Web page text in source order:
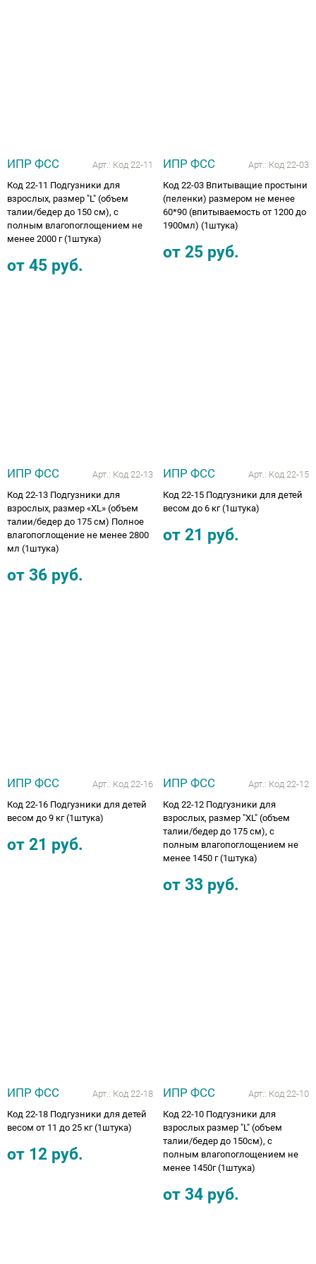
ИПР ФСС Арт.: Код 22-11
Код 22-11 Подгузники для
взрослых, размер "L" (объем
талии/бедер до 150 см), с
полным влагопоглощением не
менее 2000 г (1штука)
от 45 руб.
ИПР ФСС Арт.: Код 22-03
Код 22-03 Впитыващие простыни
(пеленки) размером не менее
60*90 (впитываемость от 1200 до
1900мл) (1штука)
от 25 руб.
ИПР ФСС Арт.: Код 22-13
Код 22-13 Подгузники для
взрослых, размер «XL» (объем
талии/бедер до 175 см) Полное
влагопоглощение не менее 2800
мл (1штука)
от 36 руб.
ИПР ФСС Арт.: Код 22-15
Код 22-15 Подгузники для детей
весом до 6 кг (1штука)
от 21 руб.
ИПР ФСС Арт.: Код 22-16
Код 22-16 Подгузники для детей
весом до 9 кг (1штука)
от 21 руб.
ИПР ФСС Арт.: Код 22-12
Код 22-12 Подгузники для
взрослых, размер "XL" (объем
талии/бедер до 175 см), с
полным влагопоглощением не
менее 1450 г (1штука)
от 33 руб.
ИПР ФСС Арт.: Код 22-18
Код 22-18 Подгузники для детей
весом от 11 до 25 кг (1штука)
от 12 руб.
ИПР ФСС Арт.: Код 22-10
Код 22-10 Подгузники для
взрослых размер "L" (объем
талии/бедер до 150см), с
полным влагопоглощением не
менее 1450г (1штука)
от 34 руб.
для ЛФК
Одежда ортопедическая (адаптивная) для
инвалидов
Индивидуальное изготовление